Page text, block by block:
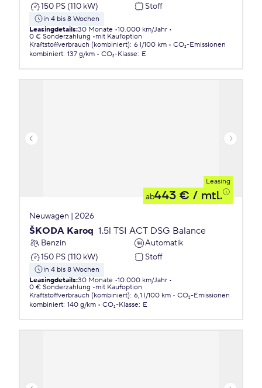
150 PS (110 kW)
Stoff
in 4 bis 8 Wochen
Leasingdetails:30 Monate 10.000 km/Jahr
0 € Sonderzahlung
mit Kaufoption
Kraftstoffverbrauch (kombiniert): 6 l/100 km
CO₂-Emissionen
kombiniert: 137 g/km CO₂-Klasse: E
Leasing
ab443 € / mtl.
Neuwagen | 2026
ŠKODA Karoq 1.5l TSI ACT DSG Balance
Benzin
Automatik
150 PS (110 kW)
Stoff
in 4 bis 8 Wochen
Leasingdetails:30 Monate 10.000 km/Jahr
0 € Sonderzahlung
mit Kaufoption
Kraftstoffverbrauch (kombiniert): 6,1 l/100 km
CO₂-Emissionen
kombiniert: 140 g/km CO₂-Klasse: E